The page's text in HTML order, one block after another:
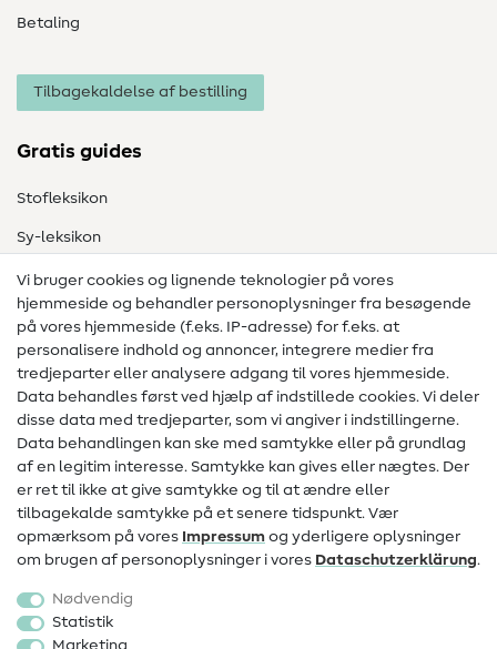
Betaling
Tilbagekaldelse af bestilling
Gratis guides
Stofleksikon
Sy-leksikon
Syvejledninger
Hjælp & kontakt
Kontakt
Information om ændring af operatør
FAQ
Fortrydelsesret
Populært
Sytilbehør
Vi bruger cookies og lignende teknologier på vores
hjemmeside og behandler personoplysninger fra besøgende
på vores hjemmeside (f.eks. IP-adresse) for f.eks. at
personalisere indhold og annoncer, integrere medier fra
tredjeparter eller analysere adgang til vores hjemmeside.
Data behandles først ved hjælp af indstillede cookies. Vi deler
disse data med tredjeparter, som vi angiver i indstillingerne.
Data behandlingen kan ske med samtykke eller på grundlag
af en legitim interesse. Samtykke kan gives eller nægtes. Der
er ret til ikke at give samtykke og til at ændre eller
tilbagekalde samtykke på et senere tidspunkt. Vær
opmærksom på vores Impressum og yderligere oplysninger
om brugen af personoplysninger i vores Data­schutz­erklärung.
Nødvendig
Statistik
Marketing